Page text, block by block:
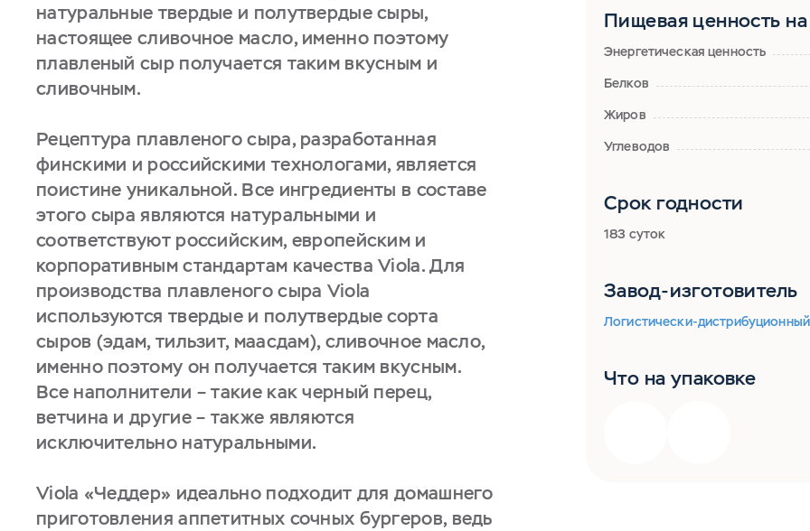
натуральные твердые и полутвердые сыры,
настоящее сливочное масло, именно поэтому
плавленый сыр получается таким вкусным и
сливочным.
Рецептура плавленого сыра, разработанная
финскими и российскими технологами, является
поистине уникальной. Все ингредиенты в составе
этого сыра являются натуральными и
соответствуют российским, европейским и
корпоративным стандартам качества Viola. Для
производства плавленого сыра Viola
используются твердые и полутвердые сорта
сыров (эдам, тильзит, маасдам), сливочное масло,
именно поэтому он получается таким вкусным.
Все наполнители – такие как черный перец,
ветчина и другие – также являются
исключительно натуральными.
Viola «Чеддер» идеально подходит для домашнего
приготовления аппетитных сочных бургеров, ведь
Пищевая ценность на
Энергетическая ценность
Белков
Жиров
Углеводов
Срок годности
183 суток
Завод-изготовитель
Логистически-
Что на упаковке